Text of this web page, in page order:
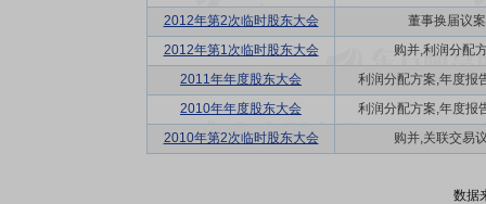
2012年第2次临时股东大会
董事换届议案
2012年第1次临时股东大会
购并,利润分配
2011年年度股东大会
利润分配方案,年度报
2010年年度股东大会
利润分配方案,年度报
2010年第2次临时股东大会
购并,关联交易
数据